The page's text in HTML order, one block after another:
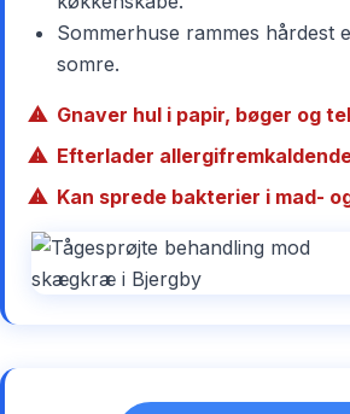
Sommerhuse rammes hårdest
somre.
Gnaver hul i papir, bøger og
Efterlader
Kan sprede bakterier i mad-